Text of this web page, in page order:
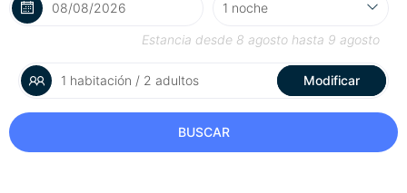
Estancia desde 8 agosto hasta 9 agosto
1 habitación / 2 adultos Modificar